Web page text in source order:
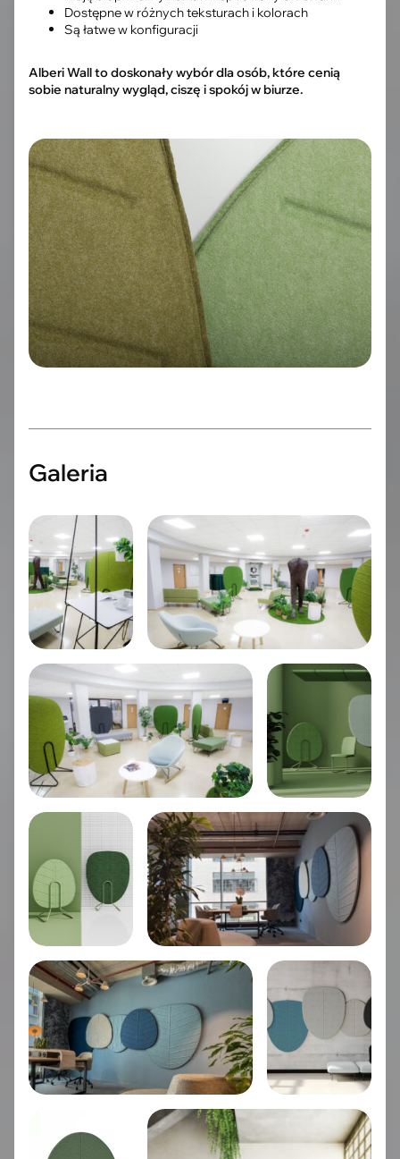
Dostępne w różnych teksturach i kolorach
Są łatwe w konfiguracji
Alberi Wallto doskonały wybór dla osób, które cenią
sobie naturalny wygląd, ciszę i spokój w biurze.
Galeria